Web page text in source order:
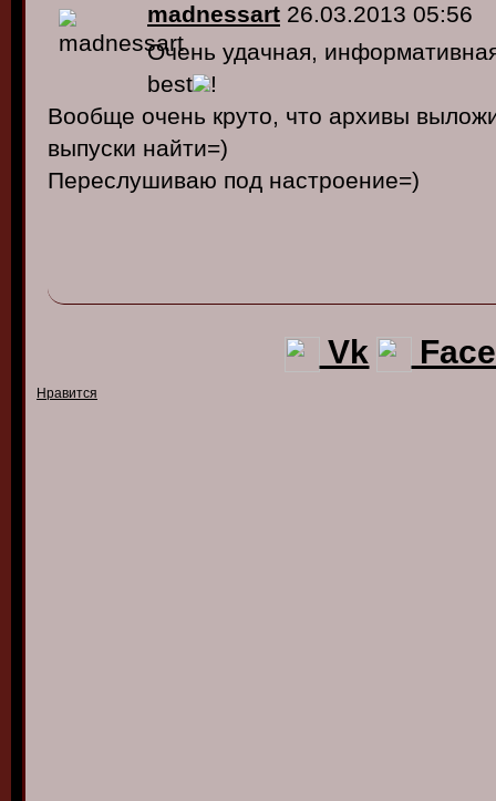
madnessart 26.03.2013 05:56
Очень удачная,
best
!
Вообще очень круто, что архивы
выпуски найти=)
Переслушиваю под настроение=)
Vk
Нравится